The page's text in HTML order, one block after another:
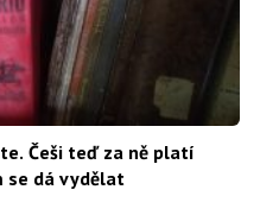
Češi teď za ně platí
se dá vydělat